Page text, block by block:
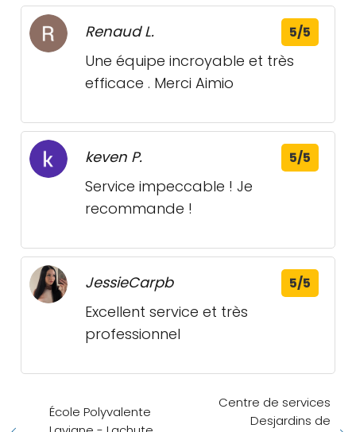
Renaud L. 5/5
Une équipe incroyable et très
efficace . Merci Aimio
keven P. 5/5
Service impeccable ! Je
recommande !
JessieCarpb 5/5
Excellent service et très
professionnel
École Polyvalente
Centre de services
Desjardins de